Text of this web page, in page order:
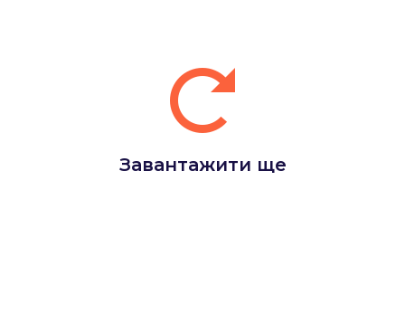
Завантажити ще